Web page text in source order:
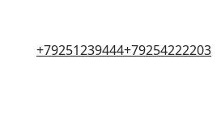
+79251239444+79254222203